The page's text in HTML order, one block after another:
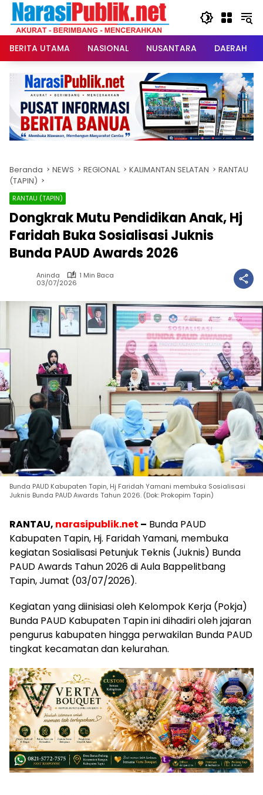
Langsung
konten
BERITA UTAMA
NASIONAL NUSANTARA DAERAH
Beranda NEWS REGIONAL KALIMANTAN SELATAN
RANTAU
(TAPIN)
RANTAU (TAPIN)
Dongkrak Mutu Pendidikan Anak, Hj
Faridah Buka Sosialisasi Juknis
Bunda PAUD Awards 2026
Aninda
1 Min Baca
03/07/2026
Bunda PAUD Kabupaten Tapin, Hj Faridah Yamani membuka Sosialisasi
Juknis Bunda PAUD Awards Tahun 2026. (Dok: Prokopim Tapin)
RANTAU, narasipublik.net – Bunda PAUD
Kabupaten Tapin, Hj. Faridah Yamani, membuka
kegiatan Sosialisasi Petunjuk Teknis (Juknis) Bunda
PAUD Awards Tahun 2026 di Aula Bappelitbang
Tapin, Jumat (03/07/2026).
Kegiatan yang diinisiasi oleh Kelompok Kerja (Pokja)
Bunda PAUD Kabupaten Tapin ini dihadiri oleh jajaran
pengurus kabupaten hingga perwakilan Bunda PAUD
tingkat kecamatan dan kelurahan.